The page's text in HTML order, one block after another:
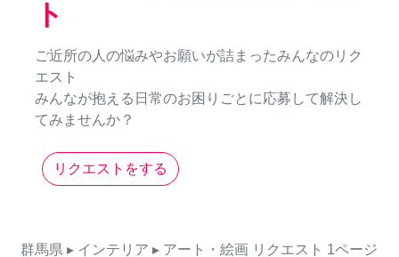
ト
ご近所の人の悩みやお願いが詰まったみんなのリク
エスト
みんなが抱える日常のお困りごとに応募して解決し
てみませんか？
リクエストをする
群馬県 ▸ インテリア ▸ アート・絵画 リクエスト 1ページ